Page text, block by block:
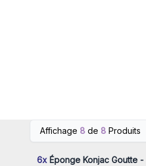
Affichage 8 de 8 Produits
vous pour accéder aux prix de
gros
6x Éponge Konjac Goutte -